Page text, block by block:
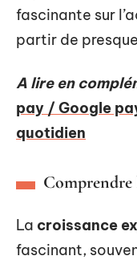
fascinante sur
partir de
A lire en
pay / Google
quotidien
Comprendre
La croissance
fascinant,